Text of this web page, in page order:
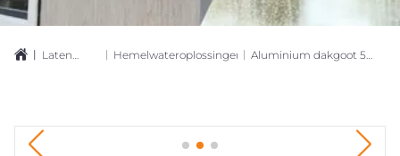
| Laten
| Hemelwateroplossingen | Aluminium dakgoot 5